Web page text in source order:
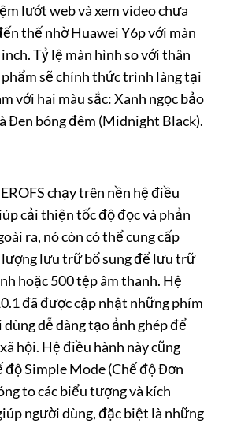
lướt web và xem video chưa
thế nhờ Huawei Y6p với màn
Tỷ lệ màn hình so với thân
phẩm sẽ chính thức trình làng tại
với hai màu sắc: Xanh ngọc bảo
Đen bóng đêm (Midnight Black).
chạy trên nền hệ điều
cải thiện tốc độ đọc và phản
ra, nó còn có thể cung cấp
lượng lưu trữ bổ sung để lưu trữ
hoặc 500 tệp âm thanh. Hệ
đã được cập nhật những phím
dễ dàng tạo ảnh ghép để
hội. Hệ điều hành này cũng
độ Simple Mode (Chế độ Đơn
to các biểu tượng và kích
người dùng, đặc biệt là những